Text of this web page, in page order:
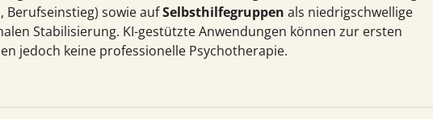
Berufseinstieg) sowie aufSelbst­hilfegruppen als niedrigschwellige
Stabilisierung. KI-gestützte Anwendungen können zur ersten
jedoch keine professionelle Psycho­therapie.